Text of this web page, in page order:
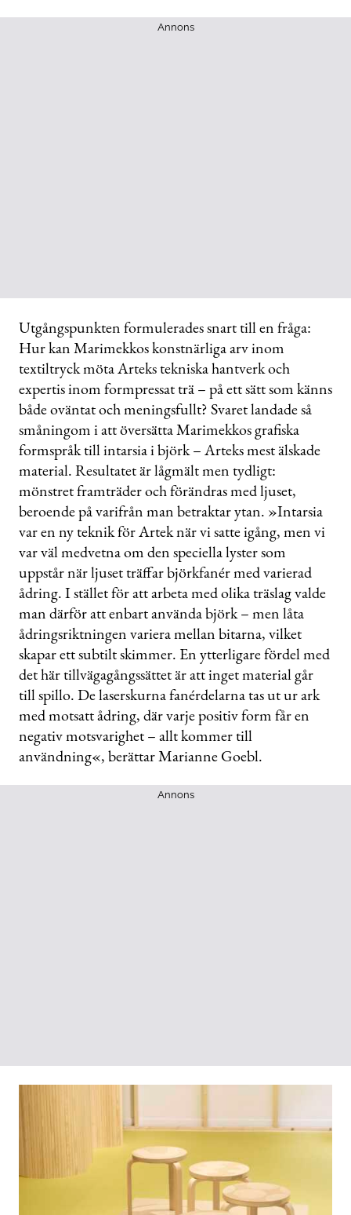
Annons
Utgångspunkten formulerades snart till en fråga:
Hur kan Marimekkos konstnärliga arv inom
textiltryck möta Arteks tekniska hantverk och
expertis inom formpressat trä – på ett sätt som känns
både oväntat och meningsfullt? Svaret landade så
småningom i att översätta Marimekkos grafiska
formspråk till intarsia i björk – Arteks mest älskade
material. Resultatet är lågmält men tydligt:
mönstret framträder och förändras med ljuset,
beroende på varifrån man betraktar ytan. »Intarsia
var en ny teknik för Artek när vi satte igång, men vi
var väl medvetna om den speciella lyster som
uppstår när ljuset träffar björkfanér med varierad
ådring. I stället för att arbeta med olika träslag valde
man därför att enbart använda björk – men låta
ådringsriktningen variera mellan bitarna, vilket
skapar ett subtilt skimmer. En ytterligare fördel med
det här tillvägagångssättet är att inget material går
till spillo. De laserskurna fanérdelarna tas ut ur ark
med motsatt ådring, där varje positiv form får en
negativ motsvarighet – allt kommer till
användning«, berättar Marianne Goebl.
Annons